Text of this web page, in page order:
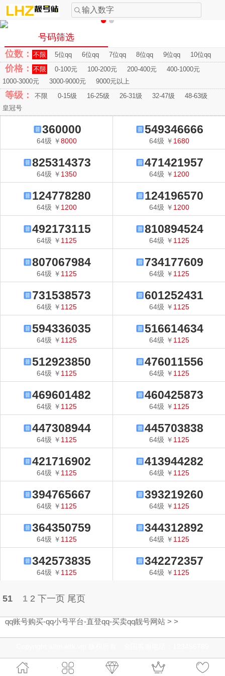
输入数字
号码筛选
位数： 不限 5位qq 6位qq 7位qq 8位qq 9位qq 10位qq
价格： 不限 0-100元 100-200元 200-400元
400-1000元
1000-3000元
3000-9000元 9000元以上
等级： 不限 0-15级 16-25级 26-31级 32-47级
48-63级
皇冠号
360000
64级 ￥8000
549346666
64级 ￥ 1680
825314373
64级 ￥ 1350
471421957
64级 ￥ 1200
124778280
64级 ￥ 1200
124196570
64级 ￥ 1200
492173115
64级 ￥ 1125
810894524
64级 ￥ 1125
807067984
64级 ￥ 1125
734177609
64级 ￥ 1125
731538573
64级 ￥ 1125
601252431
64级 ￥ 1125
594336035
64级 ￥ 1125
516614634
64级 ￥ 1125
512923850
64级 ￥ 1125
476011556
64级 ￥ 1125
469601482
64级 ￥ 1125
460425873
64级 ￥ 1125
447308944
64级 ￥ 1125
445703838
64级 ￥ 1125
421716902
64级 ￥ 1125
413944282
64级 ￥ 1125
394765667
64级 ￥ 1125
393219260
64级 ￥ 1125
364350759
64级 ￥ 1125
344312892
64级 ￥ 1125
342573835
64级 ￥ 1125
342272357
64级 ￥ 1125
51 1 2 下一页 尾页
qq账号购买-qq小号平台-直登qq-买卖qq靓号网站 > >